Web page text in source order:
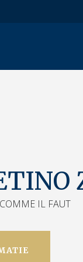
IL FAUT